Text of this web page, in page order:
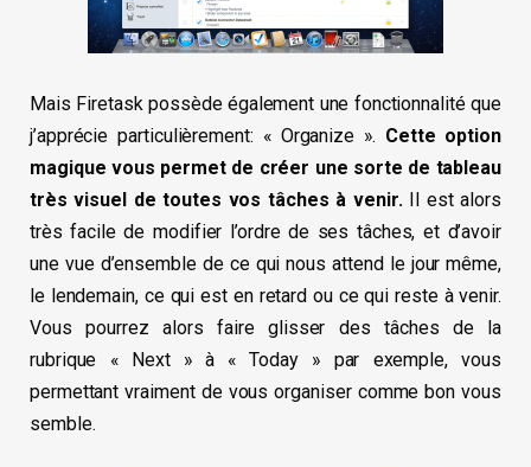
Mais Firetask possède également une fonctionnalité que
j’apprécie particulièrement: « Organize ». Cette option
magique vous permet de créer une sorte de tableau
très visuel de toutes vos tâches à venir.Il est alors
très facile de modifier l’ordre de ses tâches, et d’avoir
une vue d’ensemble de ce qui nous attend le jour même,
le lendemain, ce qui est en retard ou ce qui reste à venir.
Vous pourrez alors faire glisser des tâches de la
rubrique « Next » à « Today » par exemple, vous
permettant vraiment de vous organiser comme bon vous
semble.